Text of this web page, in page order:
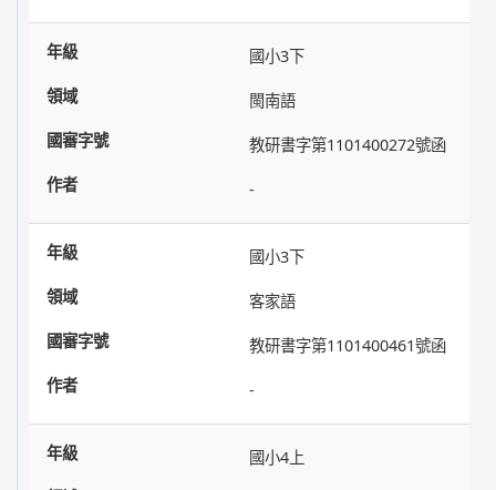
國小3下
閩南語
教研書字第1101400272號函
-
國小3下
客家語
教研書字第1101400461號函
-
國小4上